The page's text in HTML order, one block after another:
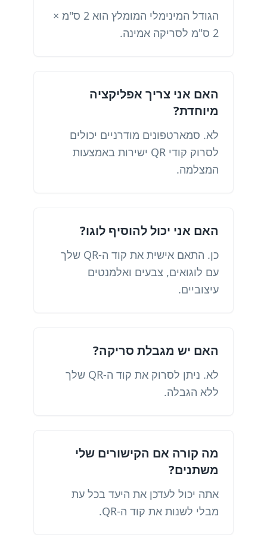
הגודל המינימלי המומלץ הוא 2 ס"מ ×
2 ס"מ לסריקה אמינה.
האם אני צריך אפליקציה
מיוחדת?
לא. סמארטפונים מודרניים יכולים
לסרוק קודי QR ישירות באמצעות
המצלמה.
האם אני יכול להוסיף לוגו?
כן. התאם אישית את קוד ה-QR שלך
עם לוגואים, צבעים ואלמנטים
עיצוביים.
האם יש מגבלת סריקה?
לא. ניתן לסרוק את קוד ה-QR שלך
ללא הגבלה.
מה קורה אם הקישורים שלי
משתנים?
אתה יכול לעדכן את היעד בכל עת
מבלי לשנות את קוד ה-QR.